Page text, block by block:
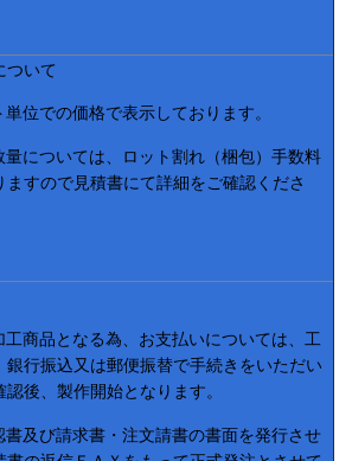
ついて
位での価格で表示しております。
については、ロット割れ（梱包）手数料
すので見積書にて詳細をご確認くださ
商品となる為、お支払いについては、工
銀行振込又は郵便振替で手続きをいただい
後、製作開始となります。
及び請求書・注文請書の書面を発行させ